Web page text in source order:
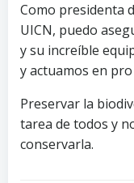
Como presidenta
UICN, puedo
y su increíble
y actuamos en
Preservar la
tarea de todos y
conservarla.